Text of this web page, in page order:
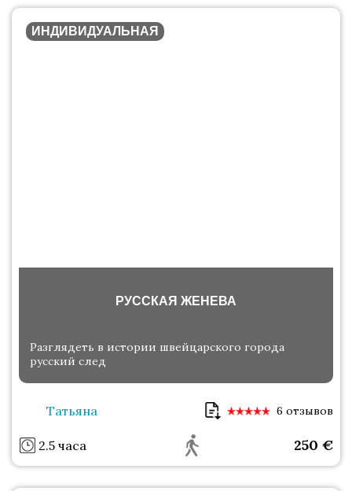
ИНДИВИДУАЛЬНАЯ
РУССКАЯ ЖЕНЕВА
Разглядеть в истории швейцарского города
русский след
Татьяна 6 отзывов
2.5 часа 250 €